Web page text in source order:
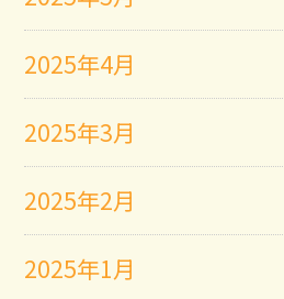
2025年4月
2025年3月
2025年2月
2025年1月